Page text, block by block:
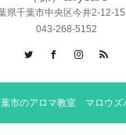
県千葉市中央区今井2-12-
043-268-5152
Twitter
FacebookInstagram
市のアロマ教室 マロウズ